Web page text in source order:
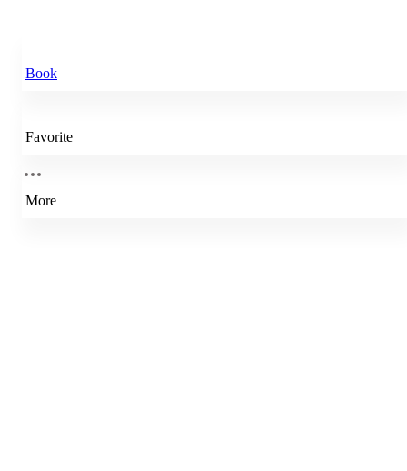
Book
Favorite
More